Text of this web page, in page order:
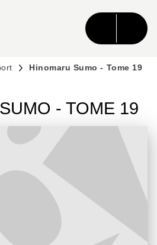
CONTENU
Hinomaru Sumo - Tome 19
- TOME 19